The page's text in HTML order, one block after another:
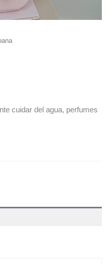
cuidar del agua, perfumes